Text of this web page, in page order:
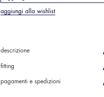
aggiungi alla wishlist
descrizione
fitting
pagamenti e spedizioni